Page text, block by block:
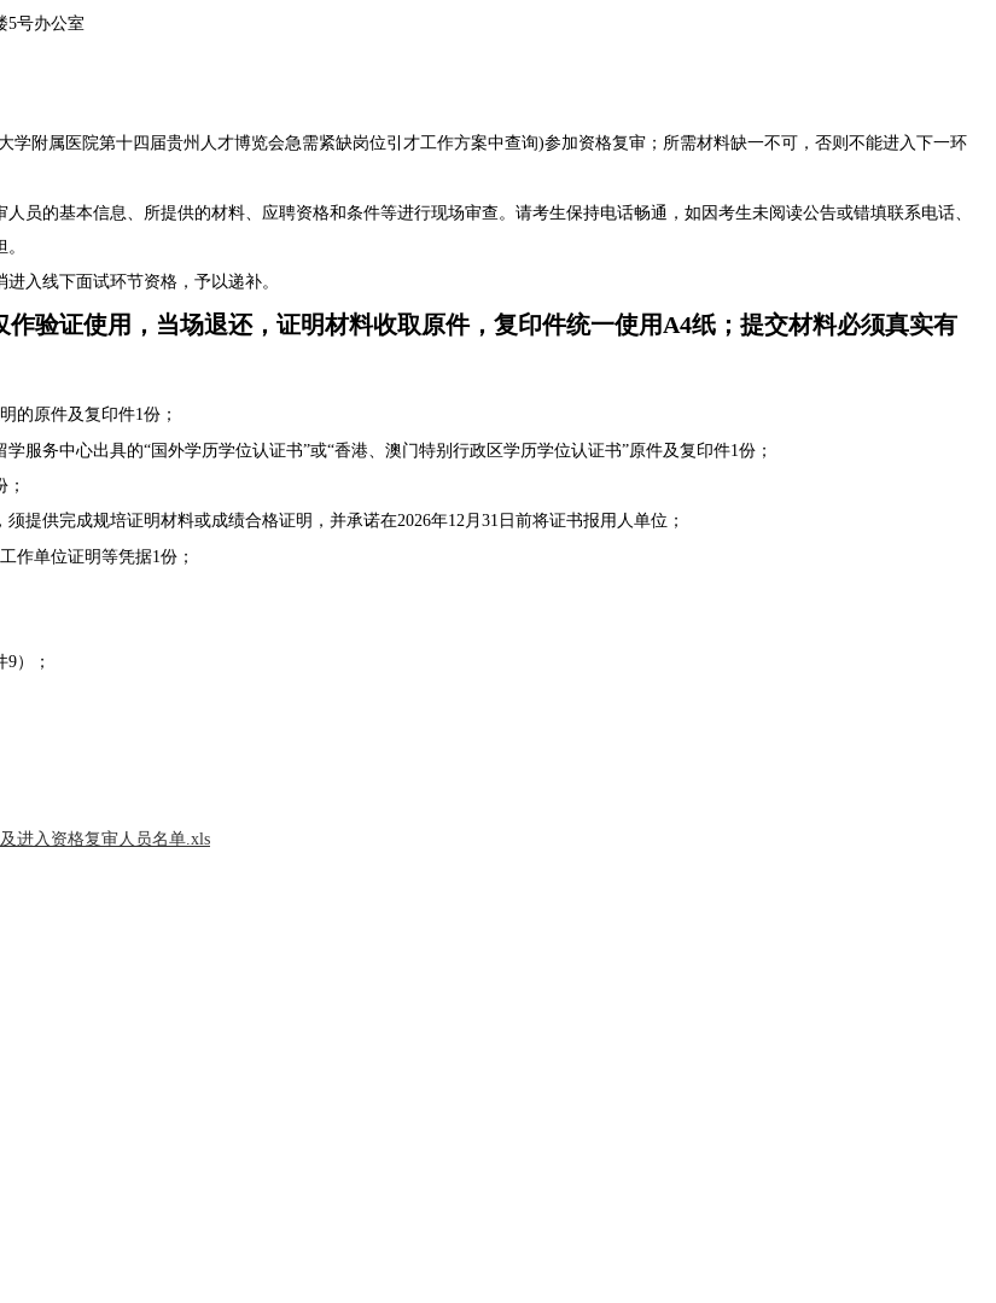
5号办公室
学附属医院第十四届贵州人才博览会急需紧缺岗位引才工作方案中查询)参加资格复审；所需材料缺一不可，否则不能进入下一环
员的基本信息、所提供的材料、应聘资格和条件等进行现场审查。请考生保持电话畅通，如因考生未阅读公告或错填联系电话、
入线下面试环节资格，予以递补。
验证使用，当场退还，证明材料收取原件，复印件统一使用A4纸；提交材料必须真实有
的原件及复印件1份；
服务中心出具的“国外学历学位认证书”或“香港、澳门特别行政区学历学位认证书”原件及复印件1份；
提供完成规培证明材料或成绩合格证明，并承诺在2026年12月31日前将证书报用人单位；
作单位证明等凭据1份；
）；
进入资格复审人员名单.xls